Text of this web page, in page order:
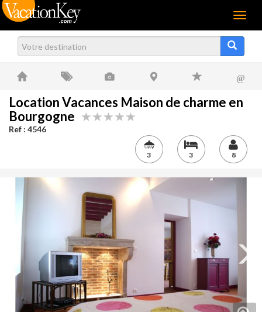
Menu
@
Location Vacances Maison de charme en
Bourgogne
Ref : 4546
3 3 8